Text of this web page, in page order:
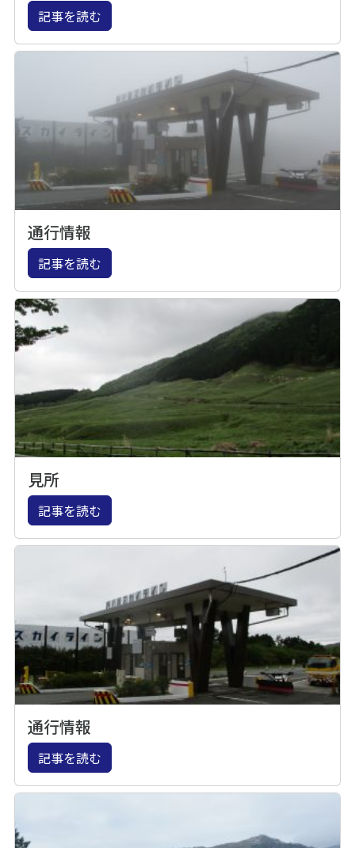
記事を読む
通行情報
記事を読む
見所
記事を読む
通行情報
記事を読む